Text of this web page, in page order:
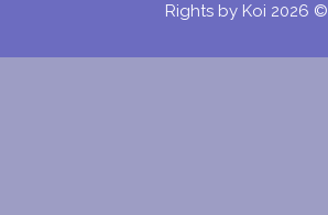
Rights by Koi 2026 ©